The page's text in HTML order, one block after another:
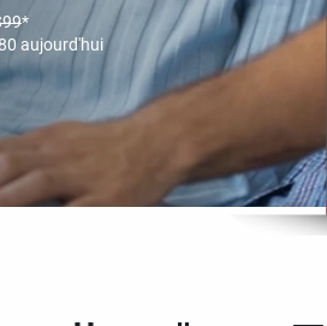
99*
80 aujourd'hui